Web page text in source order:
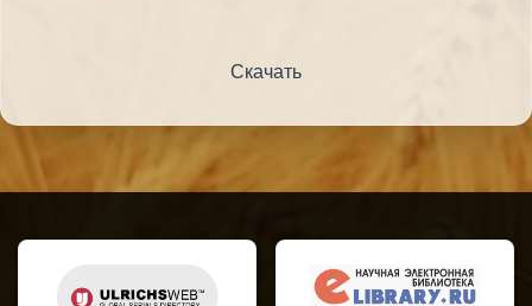
Скачать